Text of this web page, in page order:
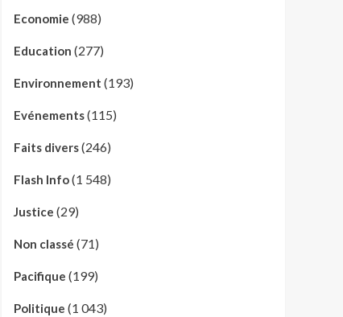
Economie (988)
Education (277)
Environnement (193)
Evénements(115)
Faits divers(246)
Flash Info(1 548)
Justice (29)
Non classé (71)
Pacifique (199)
Politique (1 043)